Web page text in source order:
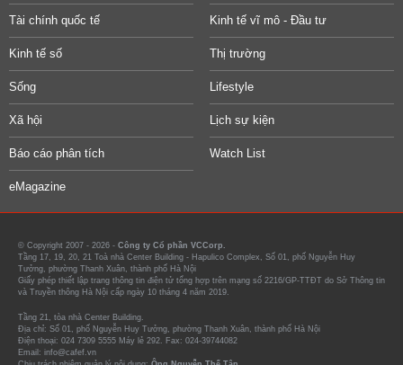
Tài chính quốc tế Kinh tế vĩ mô - Đầu tư
Kinh tế số Thị trường
Sống Lifestyle
Xã hội Lịch sự kiện
Báo cáo phân tích Watch List
eMagazine
© Copyright 2007 - 2026 - Công ty Cổ phần VCCorp.
Tầng 17, 19, 20, 21 Toà nhà Center Building - Hapulico Complex, Số 01, phố Nguyễn Huy
Tưởng, phường Thanh Xuân, thành phố Hà Nội
Giấy phép thiết lập trang thông tin điện tử tổng hợp trên mạng số 2216/GP-TTĐT do Sở Thông tin
và Truyền thông Hà Nội cấp ngày 10 tháng 4 năm 2019.
Tầng 21, tòa nhà Center Building.
Địa chỉ: Số 01, phố Nguyễn Huy Tưởng, phường Thanh Xuân, thành phố Hà Nội
Điện thoại: 024 7309 5555 Máy lẻ 292. Fax: 024-39744082
Email: info@cafef.vn